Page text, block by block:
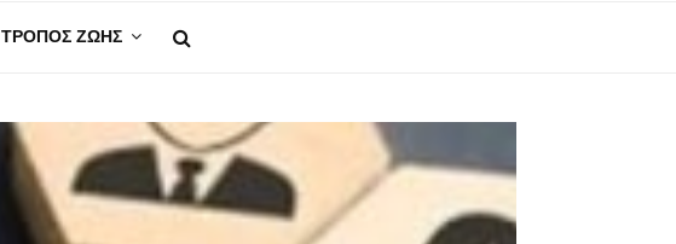
ΤΡΟΠΟΣ ΖΩΗΣ